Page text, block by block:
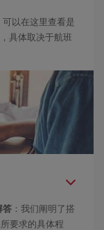
以在这里查看是
具体取决于航班
答 ：我们阐明了搭
要求的具体程